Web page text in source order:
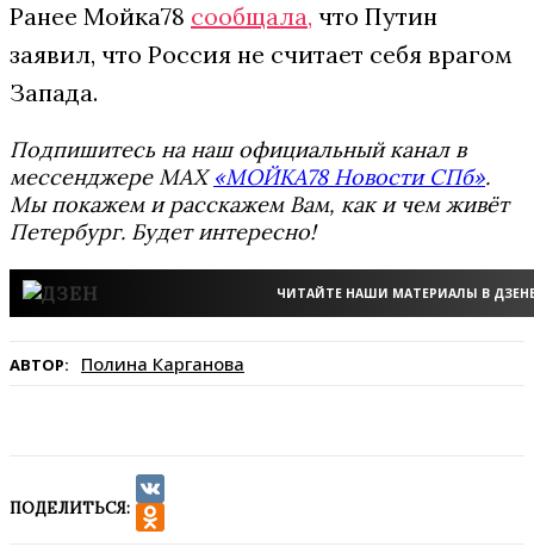
Ранее Мойка78 сообщала, что Путин
заявил, что Россия не считает себя врагом
Запада.
Подпишитесь на наш официальный канал в
мессенджере MAX«МОЙКА78 Новости СПб».
Мы покажем и расскажем Вам, как и чем живёт
Петербург. Будет интересно!
ЧИТАЙТЕ НАШИ МАТЕРИАЛЫ В
АВТОР: Полина Карганова
ПОДЕЛИТЬСЯ:
VK